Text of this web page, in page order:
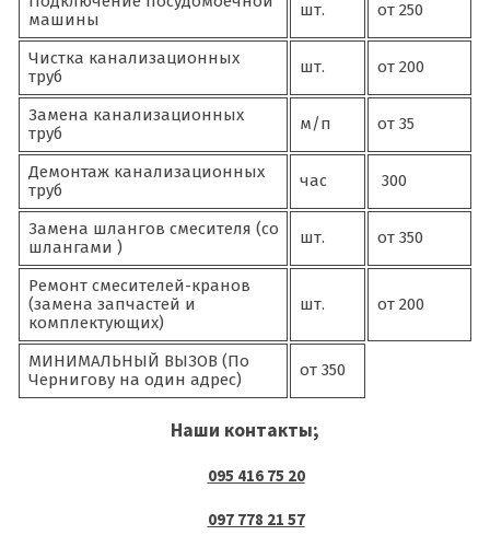
машины
шт. от 250
Чистка канализационных
труб
шт. от 200
Замена канализационных
труб
м/п от 35
Демонтаж канализационных
труб
час 300
Замена шлангов смесителя (со
шлангами )
шт. от 350
Ремонт смесителей-кранов
(замена запчастей и
комплектующих)
шт. от 200
МИНИМАЛЬНЫЙ ВЫЗОВ (По
Чернигову на один адрес)
от 350
Наши контакты;
095 416 75 20
097 778 21 57